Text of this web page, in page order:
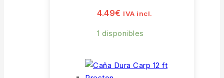
4.49€ IVA incl.
1 disponibles